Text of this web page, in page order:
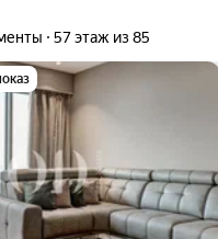
57 этаж из 85